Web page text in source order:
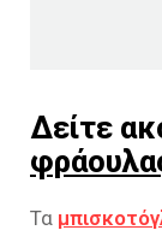
Δείτε
Τα